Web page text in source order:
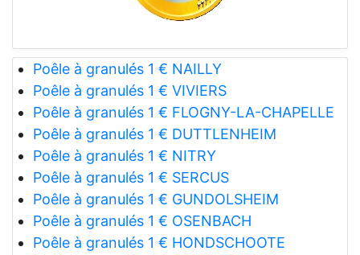
Poêle à granulés 1 € NAILLY
Poêle à granulés 1 € VIVIERS
Poêle à granulés 1 € FLOGNY-LA-CHAPELLE
Poêle à granulés 1 € DUTTLENHEIM
Poêle à granulés 1 € NITRY
Poêle à granulés 1 € SERCUS
Poêle à granulés 1 € GUNDOLSHEIM
Poêle à granulés 1 € OSENBACH
Poêle à granulés 1 € HONDSCHOOTE